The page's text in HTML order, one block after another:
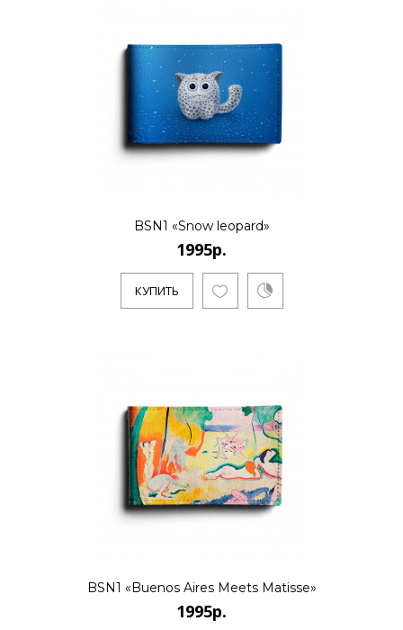
КУПИТЬ
1995р.
..
КУПИТЬ
BSN1 «Snow leopard»
1995р.
КУПИТЬ
BSN1 «Buenos Aires Meets Matisse»
1995р.